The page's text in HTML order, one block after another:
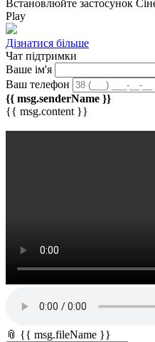
Встановлюйте застосунок
Play
Дізнатися більше
Чат підтримки
Ваше ім'я
Ваш телефон
{{ msg.senderName }}
{{ msg.content }}
📎 {{ msg.fileName }}